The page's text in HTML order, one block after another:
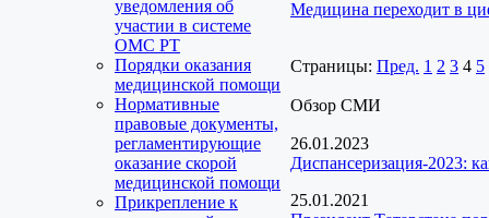
уведомления об
участии в системе
ОМС РТ
Порядки оказания
медицинской помощи
Нормативные
правовые документы,
регламентирующие
оказание скорой
медицинской помощи
Прикрепление к
Медицина переходит в
Страницы: Пред. 1 2 3 4 5
Обзор СМИ
26.01.2023
Диспансеризация-2023:
25.01.2021